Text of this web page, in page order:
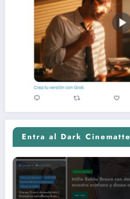
Entra al Dark Cinematte